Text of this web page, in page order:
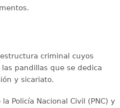
criminal cuyos
pandillas que se dedica
y sicariato.
Policía Nacional Civil (PNC) y